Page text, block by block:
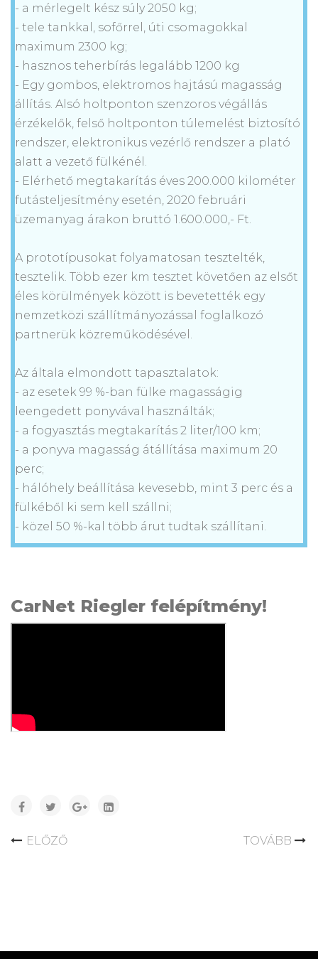
- a mérlegelt kész súly 2050 kg;
- tele tankkal, sofőrrel, úti csomagokkal
maximum 2300 kg;
- hasznos teherbírás legalább 1200 kg
- Egy gombos, elektromos hajtású magasság
állítás. Alsó holtponton szenzoros végállás
érzékelők, felső holtponton túlemelést biztosító
rendszer, elektronikus vezérlő rendszer a plató
alatt a vezető fülkénél.
- Elérhető megtakarítás éves 200.000 kilométer
futásteljesítmény esetén, 2020 februári
üzemanyag árakon bruttó 1.600.000,- Ft.
A prototípusokat folyamatosan tesztelték,
tesztelik. Több ezer km tesztet követően az elsőt
éles körülmények között is bevetették egy
nemzetközi szállítmányozással foglalkozó
partnerük közreműködésével.
Az általa elmondott tapasztalatok:
- az esetek 99 %-ban fülke magasságig
leengedett ponyvával használták;
- a fogyasztás megtakarítás 2 liter/100 km;
- a ponyva magasság átállítása maximum 20
perc;
- hálóhely beállítása kevesebb, mint 3 perc és a
fülkéből ki sem kell szállni;
- közel 50 %-kal több árut tudtak szállítani.
CarNet Riegler felépítmény!
ELŐZŐ TOVÁBB